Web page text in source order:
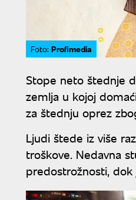
Foto: Profimedia
Stope neto štednje
zemlja u kojoj
za štednju oprez
Ljudi štede iz više
troškove. Nedavna
predostrožnosti,